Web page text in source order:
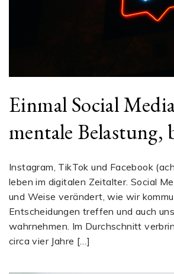
Einmal Social
mentale Belastung,
Instagram, TikTok und Facebook
leben im digitalen Zeitalter. Social
und Weise verändert, wie wir
Entscheidungen treffen und auch
wahrnehmen. Im Durchschnitt
circa vier Jahre […]